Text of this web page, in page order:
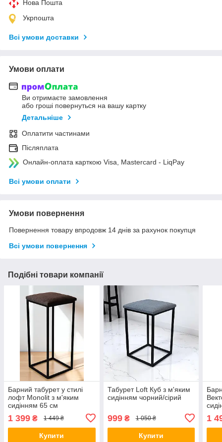
Нова Пошта
Укрпошта
Всі умови доставки
Умови оплати
Ви отримаєте замовлення
або гроші повернуться на вашу картку
Детальніше
Оплатити частинами
Післяплата
Онлайн-оплата карткою Visa, Mastercard - LiqPay
Всі умови оплати
Умови повернення
Повернення товару впродовж 14 днів за рахунок покупця
Всі умови повернення
Подібні товари компанії
Барний табурет у стилі
лофт Monolit з м'яким
сидінням 65 см
1 399 ₴ 1 449 ₴
Купити
Табурет Loft Куб з м'яким
сидінням чорний/сірий
999₴ 1 050 ₴
Купити
1